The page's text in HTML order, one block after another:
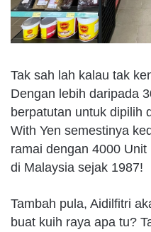
Tak sah lah kalau tak
Dengan lebih daripada
berpatutan untuk dipilih
With Yen semestinya
ramai dengan 4000
di Malaysia sejak 1987!
Tambah pula, Aidilfitri
buat kuih raya apa tu?